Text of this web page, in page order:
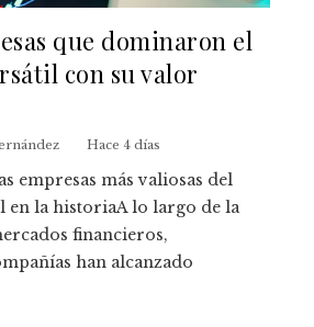
que dominaron el
con su valor
Hace 4 días
empresas más valiosas del
en la historiaA lo largo de la
financieros,
han alcanzado